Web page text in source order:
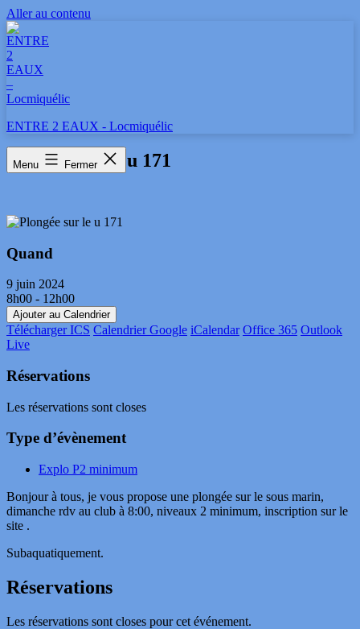
Aller au contenu
ENTRE 2 EAUX - Locmiquélic
Menu Fermer
Plongée sur le u 171
Quand
9 juin 2024
8h00 - 12h00
Ajouter au Calendrier
Télécharger ICS Calendrier Google iCalendar Office 365 Outlook
Live
Réservations
Les réservations sont closes
Type d’évènement
Explo P2 minimum
Bonjour à tous, je vous propose une plongée sur le sous marin,
dimanche rdv au club à 8:00, niveaux 2 minimum, inscription sur le
site .
Subaquatiquement.
Réservations
Les réservations sont closes pour cet événement.